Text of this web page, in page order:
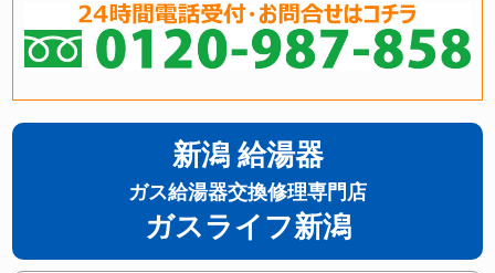
新潟 給湯器
ガス給湯器交換修理専門店
ガスライフ新潟